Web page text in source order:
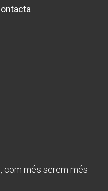
com més serem més